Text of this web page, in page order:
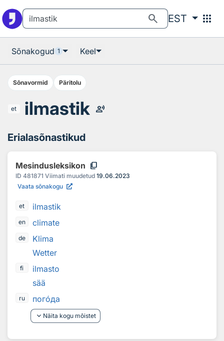
search EST apps
Sõnakogud 1 Keel
Sõnavormid Päritolu
et ilmastik record_voice_over
Erialasõnastikud
Mesindusleksikon content_copy
ID 481871 Viimati muudetud 19.06.2023
Vaata sõnakogu
et ilmastik
en climate
de
Klima
Wetter
fi
ilmasto
sää
ru погода
keyboard_arrow_down Näita kogu mõistet